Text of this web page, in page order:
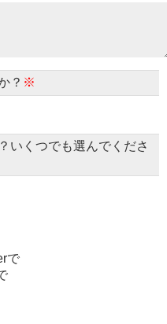
？ ※
いくつでも選んでくださ
で